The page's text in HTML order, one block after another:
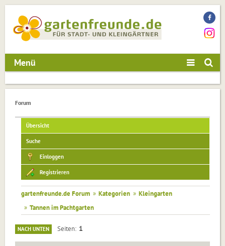
Menü
Forum
Übersicht
Suche
Einloggen
Registrieren
gartenfreunde.de Forum » Kategorien » Kleingarten
» Tannen im Pachtgarten
NACH UNTEN Seiten 1